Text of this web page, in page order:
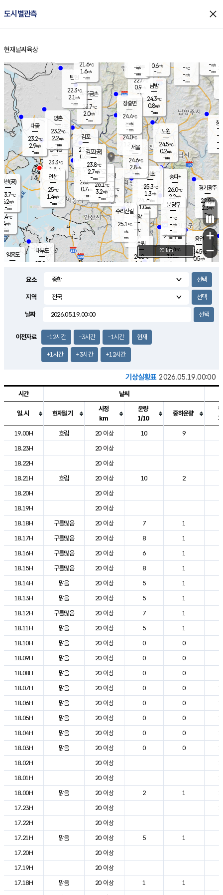
도시별관측 close
홈
현재날씨 육상
의도
℃
m/s
mm
영흥도
양주
22.6℃
0.9
-mm
과천
24.7℃
1.0m/s
- mm
용인
24.5℃
0.5m/s
경기광주
22.9℃
2.3m/s
-mm
1.7m/s
대부도
23.9
경서동
23.3℃
1.8 m/s
-mm
파주금촌
23.7℃
2.0m/s
-mm
-℃
-m/s
-mm
대곶
23.2℃
2.9m/s
-mm
창
-
-m/
-
탄현
22.3℃
2.1 m/s
-mm
-m/s
-mm
의왕
- ℃
m/s
mm
김포
23.7℃
0.6 m/s
mm
광명
26.3 ℃
1.4 m/s
-mm
부천
26.0℃
0.7m/s
-mm
양촌
23.2℃
2.2m/s
-mm
구로
26.1℃
3.2m/s
-mm
은평
24.0℃
1.2 m/s
- mm
노원
24.5℃
0.2m/s
-mm
송파*
26.0℃
2.2m/s
-mm
서초
25.3℃
1.3m/s
-mm
남방
24.3℃
0.8m/s
-mm
기흥구갈
24.4℃
1.0m/s
-
수리산길
25.1℃
-m/s
-mm
분당구
-℃
-m/s
-mm
장흥면
24.4℃
-m/s
-mm
-m/s
-mm
인천(공)
23.7℃
6.2m/s
-mm
김포(공)
23.8℃
2.7m/s
-mm
수원
24.8℃
1.6 m/s
인천
25℃
1.4m/s
-mm
서울
24.6℃
2.8m/s
-mm
21.6℃
1.6m/s
-mm
0.6m/s
-mm
+
−
20 km
요소
지역
날짜
이전자료 -12시간 -3시간 -1시간 현재
+1시간 +3시간 +12시간
기상실황표 2026.05.19.00:00
도시별 기상실황표로 지점, 날씨, 기온, 강수, 바람, 기압등을 안내한 표입
시간 날씨
일.시 현재일기
시정
km
운량
1/10
중하운량
19.00H
흐림 20 이상 10 9
18.23H
20 이상
18.22H
20 이상
18.21H
흐림 20 이상 10 2
18.20H
20 이상
18.19H
20 이상
18.18H
구름많음 20 이상 7 1
18.17H
구름많음 20 이상 8 1
18.16H
구름많음 20 이상 6 1
18.15H
구름많음 20 이상 8 1
18.14H
맑음 20 이상 5 1
18.13H
맑음 20 이상 5 1
18.12H
구름많음 20 이상 7 1
18.11H
맑음 20 이상 5 1
18.10H
맑음 20 이상 0 0
18.09H
맑음 20 이상 0 0
18.08H
맑음 20 이상 0 0
18.07H
맑음 20 이상 0 0
18.06H
맑음 20 이상 0 0
18.05H
맑음 20 이상 0 0
18.04H
맑음 20 이상 0 0
18.03H
맑음 20 이상 0 0
18.02H
20 이상
18.01H
20 이상
18.00H
맑음 20 이상 2 1
17.23H
20 이상
17.22H
20 이상
17.21H
맑음 20 이상 5 1
17.20H
20 이상
17.19H
20 이상
17.18H
맑음 20 이상 1 1